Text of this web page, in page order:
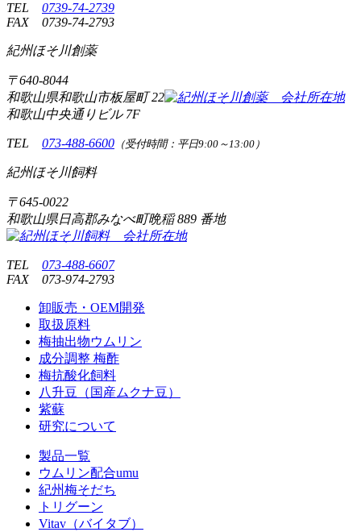
TEL 0739-74-2739
FAX 0739-74-2793
紀州ほそ川創薬
〒640-8044
和歌山県和歌山市板屋町22
和歌山中央通りビル 7F
TEL 073-488-6600 （受付時間：平日9:00～13:00）
紀州ほそ川飼料
〒645-0022
和歌山県日高郡みなべ町晩稲889 番地
TEL 073-488-6607
FAX 073-974-2793
卸販売・OEM開発
取扱原料
梅抽出物ウムリン
成分調整 梅酢
梅抗酸化飼料
八升豆（国産ムクナ豆）
紫蘇
研究について
製品一覧
ウムリン配合umu
紀州梅そだち
トリグーン
Vitav（バイタブ）